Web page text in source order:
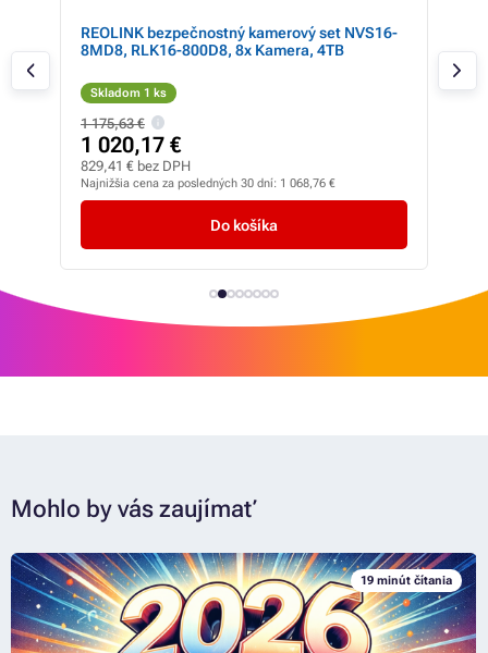
REOLINK bezpečnostný kamerový set NVS16-
8MD8, RLK16-800D8, 8x Kamera, 4TB
Skladom 1 ks
1 175,63 €
1 020,17 €
829,41 € bez DPH
Najnižšia cena za posledných 30 dní: 1 068,76 €
Do košíka
Mohlo by vás zaujímať
19 minút čítania